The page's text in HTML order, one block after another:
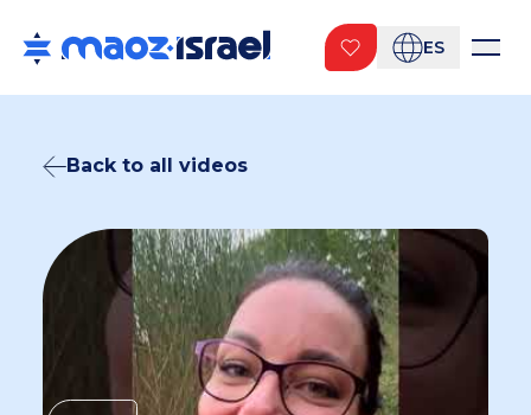
ES
Back to all videos